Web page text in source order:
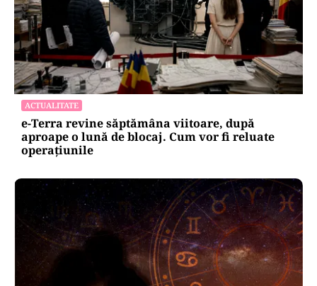
ACTUALITATE
e-Terra revine săptămâna viitoare, după
aproape o lună de blocaj. Cum vor fi reluate
operațiunile